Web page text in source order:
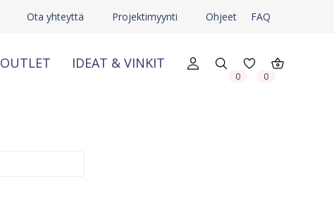
Ota yhteyttä Projektimyynti Ohjeet FAQ
OUTLET IDEAT & VINKIT
0 0